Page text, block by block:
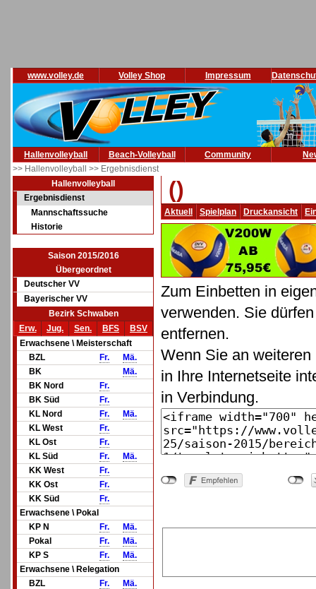
www.volley.de Volley Shop Impressum
Hallenvolleyball Beach-Volleyball Community
>> Hallenvolleyball >> Ergebnisdienst
Hallenvolleyball
Ergebnisdienst
Mannschaftssuche
Historie
Saison 2015/2016
Übergeordnet
Deutscher VV
Bayerischer VV
Bezirk Schwaben
Erw.
Jug. Sen. BFS
BSV
Erwachsene \ Meisterschaft
BZL
Fr.
Mä.
BK
Mä.
BK Nord
Fr.
BK Süd
Fr.
KL Nord
Fr.
Mä.
KL West
Fr.
KL Ost
Fr.
KL Süd
Fr.
Mä.
KK West
Fr.
KK Ost
Fr.
KK Süd
Fr.
Erwachsene \ Pokal
KP N
Fr.
Mä.
Pokal
Fr.
Mä.
KP S
Fr.
Mä.
Erwachsene \ Relegation
BZL
Fr.
Mä.
()
Aktuell Spielplan Druckansicht
Zum Einbetten in
verwenden. Sie
entfernen.
Wenn Sie an
in Ihre Internetseite
in Verbindung.